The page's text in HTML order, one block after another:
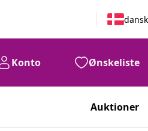
dansk
Konto Ønskeliste
Auktioner